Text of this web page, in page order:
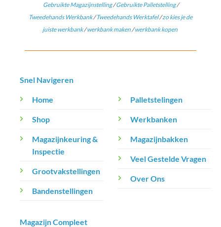
Gebruikte Magazijnstelling/Gebruikte Palletstelling/
Tweedehands Werkbank/Tweedehands Werktafel/zo kies je de
juiste werkbank/werkbank maken/werkbank kopen
Snel Navigeren
Home
Shop
Magazijnkeuring &
Inspectie
Grootvakstellingen
Bandenstellingen
Palletstelingen
Werkbanken
Magazijnbakken
Veel Gestelde Vragen
Over Ons
Magazijn Compleet